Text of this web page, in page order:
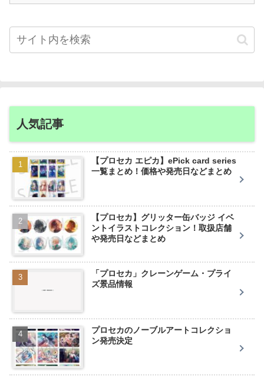
人気記事
【プロセカ エピカ】ePick card series
一覧まとめ！価格や発売日などまとめ
【プロセカ】グリッター缶バッジ イベ
ントイラストコレクション！取扱店舗
や発売日などまとめ
「プロセカ」クレーンゲーム・プライ
ズ景品情報
プロセカのノーブルアートコレクショ
ン発売決定